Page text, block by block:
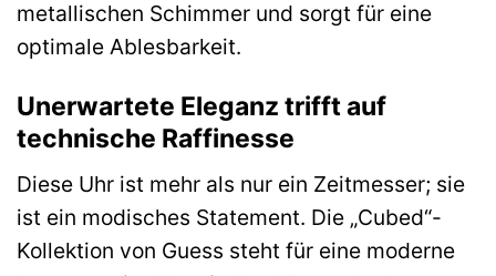
metallischen Schimmer und sorgt für eine
optimale Ablesbarkeit.
Unerwartete Eleganz trifft auf
technische Raffinesse
Diese Uhr ist mehr als nur ein Zeitmesser; sie
ist ein modisches Statement. Die „Cubed“-
Kollektion von Guess steht für eine moderne